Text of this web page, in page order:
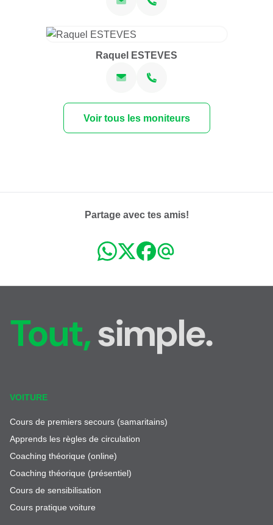
Raquel ESTEVES
Voir tous les moniteurs
Partage avec tes amis!
Tout,simple.
VOITURE
Cours de premiers secours (samaritains)
Apprends les règles de circulation
Coaching théorique (online)
Coaching théorique (présentiel)
Cours de sensibilisation
Cours pratique voiture